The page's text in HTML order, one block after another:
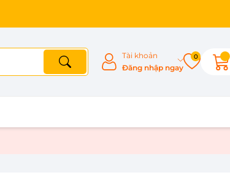
Tài khoản
Đăng nhập ngay
0